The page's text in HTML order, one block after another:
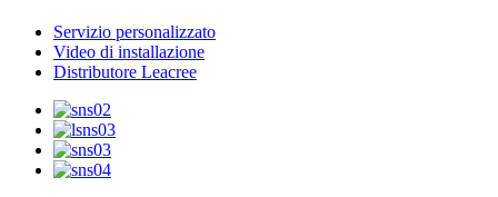
Servizio personalizzato
Video di installazione
Distributore Leacree